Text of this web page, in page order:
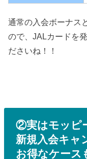
通常の入会ボーナス
ので、JALカードを
ださいね！！
②実はモッピ
新規入会キャ
お得なケース